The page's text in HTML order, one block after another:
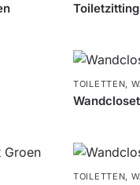
TOILETTEN,
TOILETTEN,